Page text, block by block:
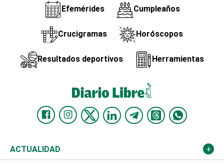
Efemérides Cumpleaños
Crucigramas Horóscopos
Resultados deportivos Herramientas
ACTUALIDAD